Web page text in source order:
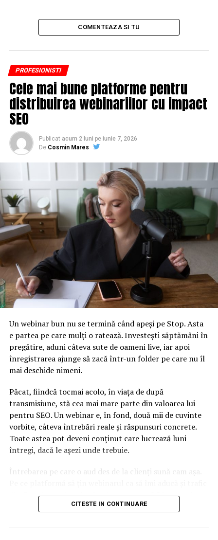
COMENTEAZA SI TU
PROFESIONISTI
Cele mai bune platforme pentru
distribuirea webinariilor cu impact
SEO
Publicat acum 2 luni pe iunie 7, 2026
De Cosmin Mares
Un webinar bun nu se termină când apeși pe Stop. Asta
e partea pe care mulți o ratează. Investești săptămâni în
pregătire, aduni câteva sute de oameni live, iar apoi
înregistrarea ajunge să zacă într-un folder pe care nu îl
mai deschide nimeni.
Păcat, fiindcă tocmai acolo, în viața de după
transmisiune, stă cea mai mare parte din valoarea lui
pentru SEO. Un webinar e, în fond, două mii de cuvinte
vorbite, câteva întrebări reale și răspunsuri concrete.
Toate astea pot deveni conținut care lucrează luni
întregi, dacă le așezi unde trebuie.
Întrebarea pe care o aud des de la clienți sună cam așa.
din Google, nu doar lead-uri pe moment? Răspunsul
scurt e că platforma contează, dar nu în felul în care
CITESTE IN CONTINUARE